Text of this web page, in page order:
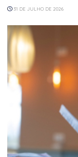
31 DE JULHO DE 2026